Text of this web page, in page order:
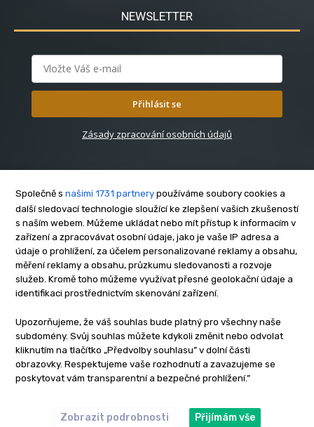
NEWSLETTER
Přihlásit se
Zásady zpracování osobních údajů
O nás
Kontakt
Reklama
Zásady soukromí
Cookies
Etický kodex
Redakce
InRybar.cz.
Společně s našimi 1731 partnery používáme soubory cookies a
další sledovací technologie sloužící ke zlepšení vašich zkušeností
s naším webem. Můžeme ukládat nebo mít přístup k informacím v
zařízení a zpracovávat osobní údaje, jako je vaše IP adresa a
údaje o prohlížení, za účelem personalizované reklamy a obsahu,
měření reklamy a obsahu, průzkumu sledovanosti a rozvoje
služeb. Kromě toho můžeme využívat přesné geolokační údaje a
identifikaci prostřednictvím skenování zařízení.
Upozorňujeme, že váš souhlas bude platný pro všechny naše
subdomény. Svůj souhlas můžete kdykoli změnit nebo odvolat
kliknutím na tlačítko „Předvolby souhlasu” v dolní části
obrazovky. Respektujeme vaše rozhodnutí a zavazujeme se
poskytovat vám transparentní a bezpečné prohlížení.”
Zobrazit podrobnosti Přijímám vše